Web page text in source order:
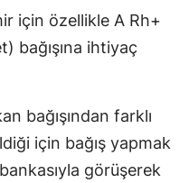
için özellikle A Rh+
bağışına ihtiyaç
bağışından farklı
için bağış yapmak
görüşerek